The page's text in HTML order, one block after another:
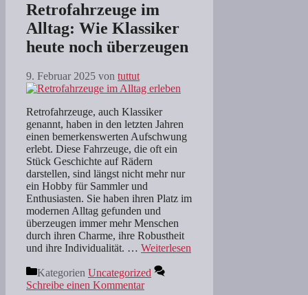
Retrofahrzeuge im
Alltag: Wie Klassiker
heute noch überzeugen
9. Februar 2025 von tuttut
Retrofahrzeuge, auch Klassiker
genannt, haben in den letzten Jahren
einen bemerkenswerten Aufschwung
erlebt. Diese Fahrzeuge, die oft ein
Stück Geschichte auf Rädern
darstellen, sind längst nicht mehr nur
ein Hobby für Sammler und
Enthusiasten. Sie haben ihren Platz im
modernen Alltag gefunden und
überzeugen immer mehr Menschen
durch ihren Charme, ihre Robustheit
und ihre Individualität. … Weiterlesen
Kategorien Uncategorized
Schreibe einen Kommentar